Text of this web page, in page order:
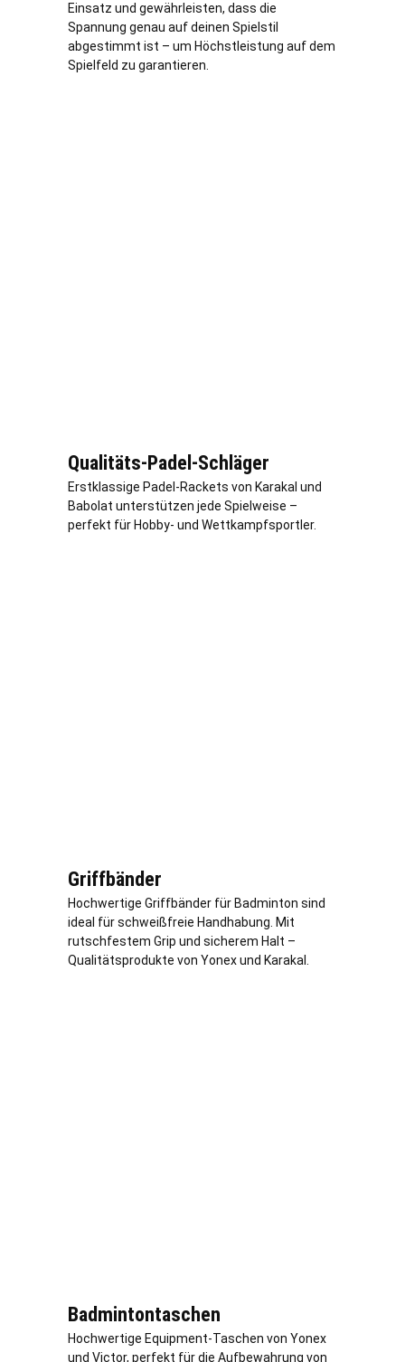
Einsatz und gewährleisten, dass die
Spannung genau auf deinen Spielstil
abgestimmt ist – um Höchstleistung auf dem
Spielfeld zu garantieren.
Qualitäts-Padel-Schläger
Erstklassige Padel-Rackets von Karakal und
Babolat unterstützen jede Spielweise –
perfekt für Hobby- und Wettkampfsportler.
Griffbänder
Hochwertige Griffbänder für Badminton sind
ideal für schweißfreie Handhabung. Mit
rutschfestem Grip und sicherem Halt –
Qualitätsprodukte von Yonex und Karakal.
Badmintontaschen
Hochwertige Equipment-Taschen von Yonex
und Victor, perfekt für die Aufbewahrung von